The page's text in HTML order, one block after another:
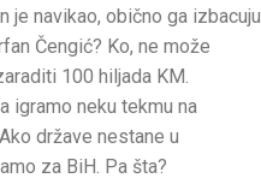
je navikao, obično ga izbacuju
Čengić? Ko, ne može
100 hiljada KM.
igramo neku tekmu na
države nestane u
za BiH. Pa šta?